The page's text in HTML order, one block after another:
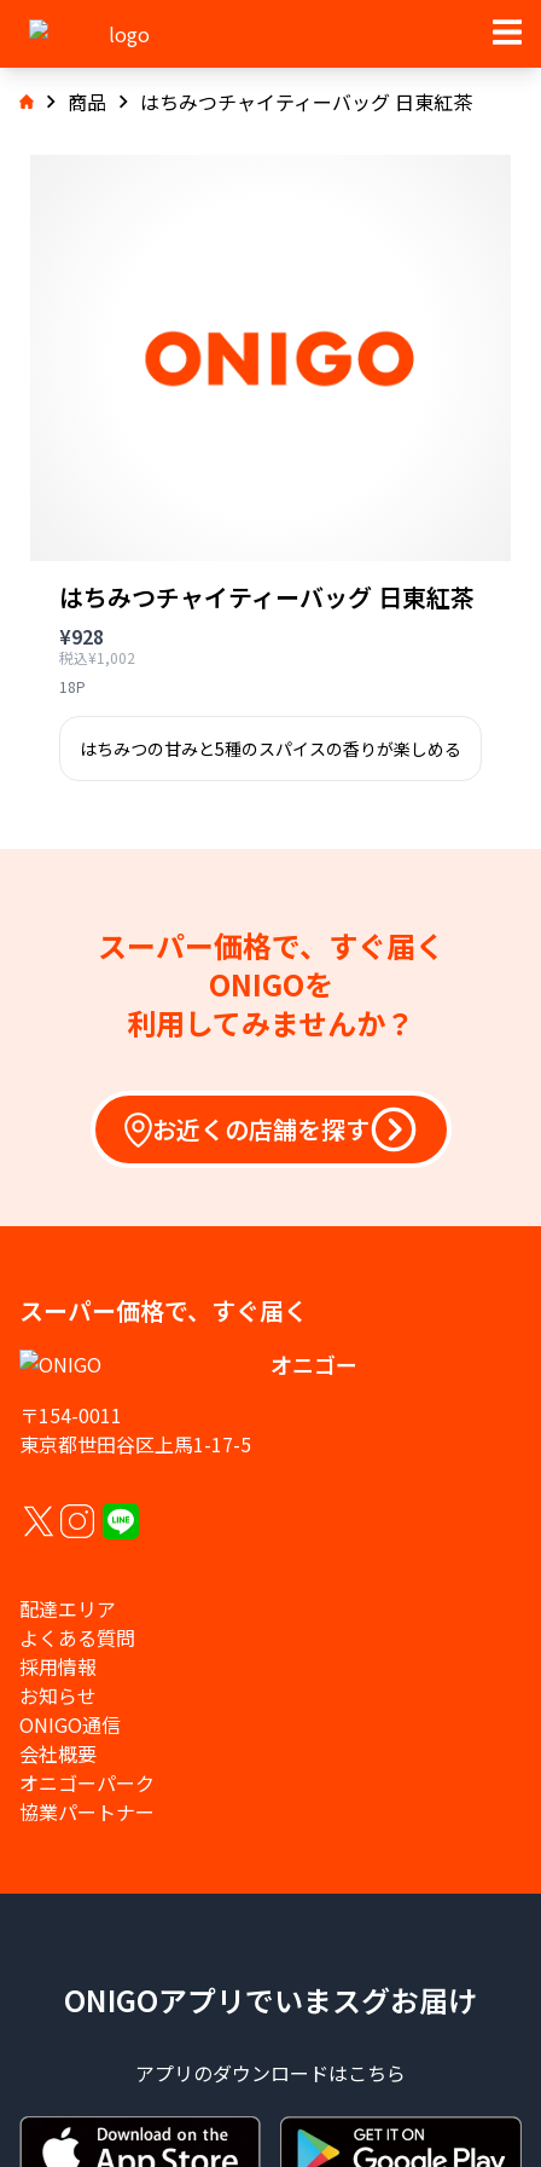
商品 はちみつチャイティーバッグ 日東紅茶
はちみつチャイティーバッグ 日東紅茶
¥928
税込¥1,002
18P
はちみつの甘みと5種のスパイスの香りが楽しめる
スーパー価格で、すぐ届く
ONIGOを
利用してみませんか？
お近くの店舗を探す
スーパー価格で、すぐ届く
オニゴー
〒154-0011
東京都世田谷区上馬1-17-5
配達エリア
よくある質問
採用情報
お知らせ
ONIGO通信
会社概要
オニゴーパーク
協業パートナー
ONIGOアプリでいまスグお届け
アプリのダウンロードはこちら